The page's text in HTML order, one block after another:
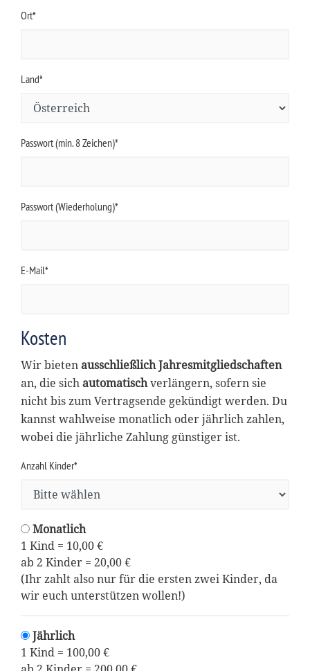
Ort*
Land*
Passwort (min. 8 Zeichen)*
Passwort (Wiederholung)*
E-Mail*
Kosten
Wir bietenausschließlich Jahresmitgliedschaften
an, die sichautomatischverlängern, sofern sie
nicht bis zum Vertragsende gekündigt werden. Du
kannst wahlweise monatlich oder jährlich zahlen,
wobei die jährliche Zahlung günstiger ist.
Anzahl Kinder*
Monatlich
1 Kind = 10,00 €
ab 2 Kinder = 20,00 €
(Ihr zahlt also nur für die ersten zwei Kinder, da
wir euch unterstützen wollen!)
Jährlich
1 Kind = 100,00 €